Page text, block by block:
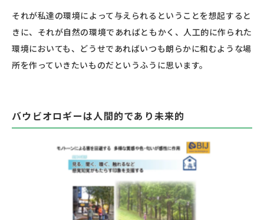
それが私達の環境によって与えられるということを想起すると
きに、それが自然の環境であればともかく、人工的に作られた
環境においても、どうせであればいつも朗らかに和むような場
所を作っていきたいものだというふうに思います。
バウビオロギーは人間的であり未来的